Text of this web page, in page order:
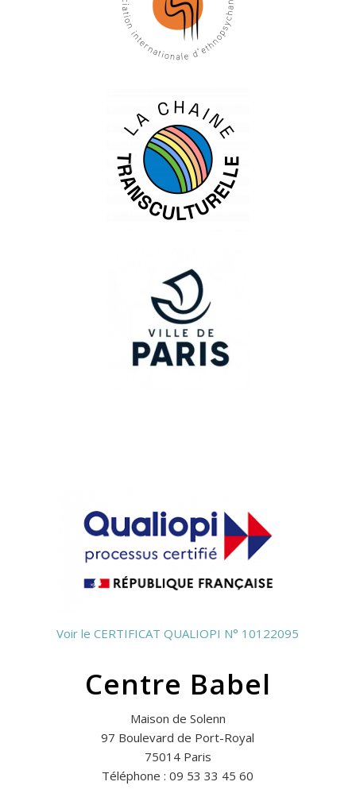
Voir le CERTIFICAT QUALIOPI N° 10122095
Centre Babel
Maison de Solenn
97 Boulevard de Port-Royal
75014 Paris
Téléphone : 09 53 33 45 60